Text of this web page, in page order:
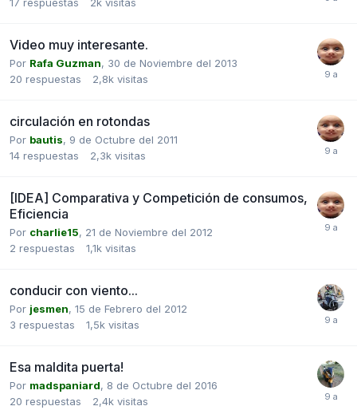
Video muy interesante.
Por Rafa Guzman, 30 de Noviembre del 2013
20 respuestas 2,8k visitas
circulación en rotondas
Por bautis, 9 de Octubre del 2011
14 respuestas 2,3k visitas
[IDEA] Comparativa y Competición de consumos,
Eficiencia
Por charlie15, 21 de Noviembre del 2012
2 respuestas 1,1k visitas
conducir con viento...
Por jesmen, 15 de Febrero del 2012
3 respuestas 1,5k visitas
Esa maldita puerta!
Por madspaniard, 8 de Octubre del 2016
20 respuestas 2,4k visitas